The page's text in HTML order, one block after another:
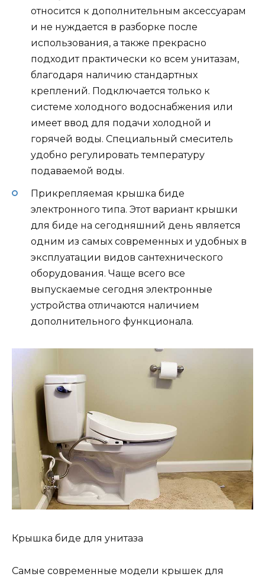
относится к дополнительным аксессуарам
и не нуждается в разборке после
использования, а также прекрасно
подходит практически ко всем унитазам,
благодаря наличию стандартных
креплений. Подключается только к
системе холодного водоснабжения или
имеет ввод для подачи холодной и
горячей воды. Специальный смеситель
удобно регулировать температуру
подаваемой воды.
Прикрепляемая крышка биде
электронного типа. Этот вариант крышки
для биде на сегодняшний день является
одним из самых современных и удобных в
эксплуатации видов сантехнического
оборудования. Чаще всего все
выпускаемые сегодня электронные
устройства отличаются наличием
дополнительного функционала.
Крышка биде для унитаза
Самые современные модели крышек для